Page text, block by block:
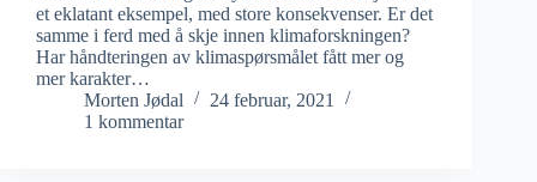
et eklatant eksempel, med store konsekvenser. Er det
samme i ferd med å skje innen klimaforskningen?
Har håndteringen av klimaspørsmålet fått mer og
mer karakter…
Morten Jødal
24 februar, 2021
1 kommentar